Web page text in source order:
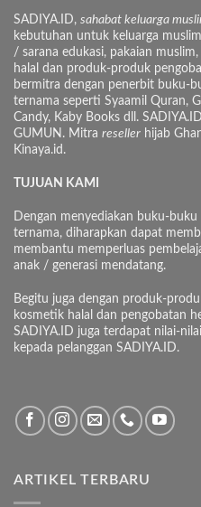
SADIYA.ID, sahabat keluarga
kebutuhan untuk keluarga
/ sarana edukasi, pakaian
halal dan produk-produk
bermitra dengan penerbit buku-
ternama seperti Syaamil Quran,
Candy, Kaby Books dll.
GUMUN. Mitra reseller hijab
Kinaya.id.
TUJUAN KAMI
Dengan menyediakan buku-
ternama, diharapkan dapat
membantu memperluas
anak / generasi mendatang.
Begitu juga dengan produk-
kosmetik halal dan pengobatan
SADIYA.ID juga terdapat nilai-
kepada pelanggan SADIYA.ID.
ARTIKEL TERBARU